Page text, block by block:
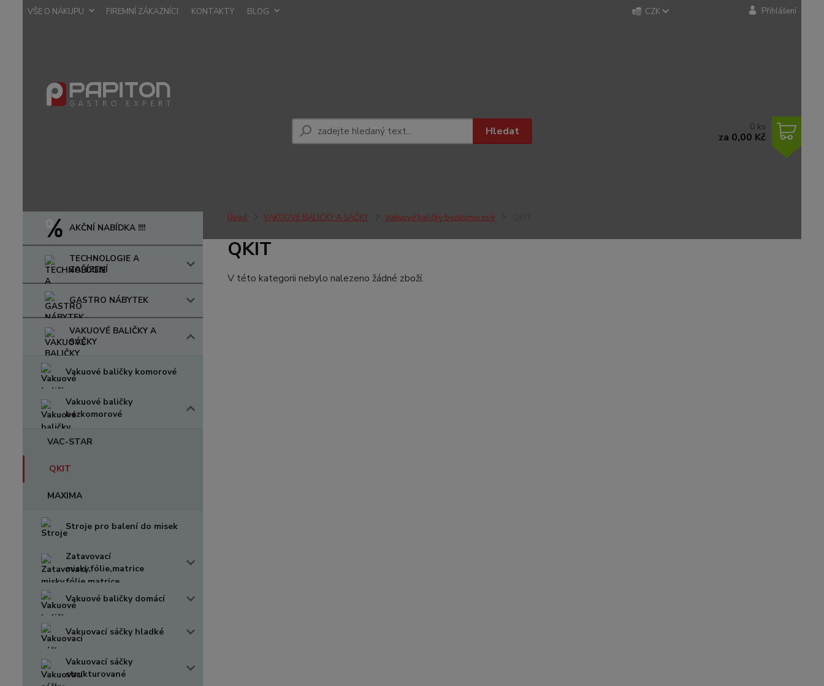
VŠE O NÁKUPU FIREMNÍ ZÁKAZNÍCI KONTAKTY BLOG CZK Přihlášení
Hledat 0 ks
za 0,00 Kč
AKČNÍ NABÍDKA !!!!
TECHNOLOGIE A
ZAŘÍZENÍ
GASTRO NÁBYTEK
VAKUOVÉ BALIČKY A
SÁČKY
Vakuové baličky komorové
Vakuové baličky
bezkomorové
VAC-STAR
QKIT
MAXIMA
Stroje pro balení do misek
Zatavovací
misky,fólie,matrice
Vakuové baličky domácí
Vakuovací sáčky hladké
Vakuovací sáčky
strukturované
Úvod VAKUOVÉ BALIČKY A SÁČKY Vakuové baličky bezkomorové
QKIT
V této kategorii nebylo nalezeno žádné zboží.